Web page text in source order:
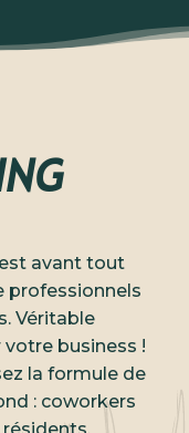
avant tout
professionnels
Véritable
business !
la formule de
: coworkers